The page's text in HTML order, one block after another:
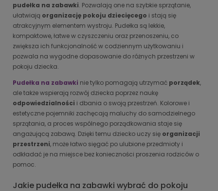
pudełka na zabawki. Pozwalają one na szybkie sprzątanie,
ułatwiają organizację pokoju dziecięcego i stają się
atrakcyjnym elementem wystroju. Pudełka są lekkie,
kompaktowe, łatwe w czyszczeniu oraz przenoszeniu, co
zwiększa ich funkcjonalność w codziennym użytkowaniu i
pozwala na wygodne dopasowanie do różnych przestrzeni w
pokoju dziecka.
Pudełka na zabawki nie tylko pomagają utrzymać porządek,
ale także wspierają rozwój dziecka poprzez naukę
odpowiedzialności i dbania o swoją przestrzeń. Kolorowe i
estetyczne pojemniki zachęcają maluchy do samodzielnego
sprzątania, a proces wspólnego porządkowania staje się
angażującą zabawą. Dzięki temu dziecko uczy się organizacji
przestrzeni, może łatwo sięgać po ulubione przedmioty i
odkładać je na miejsce bez konieczności proszenia rodziców o
pomoc.
Jakie pudełka na zabawki wybrać do pokoju